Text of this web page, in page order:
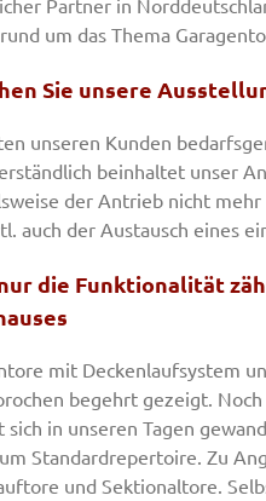
Partner in
um das Thema
Sie unsere
unseren Kunden
beinhaltet unser
der Antrieb nicht
auch der Austausch eines
die Funktionalität
mit Deckenlaufsystem
begehrt gezeigt.
sich in unseren Tagen
Standardrepertoire. Zu
und Sektionaltore.